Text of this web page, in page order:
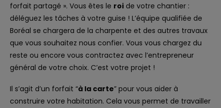
forfait partagé ». Vous êtes le roi de votre chantier :
déléguez les tâches à votre guise ! L’équipe qualifiée de
Boréal se chargera de la charpente et des autres travaux
que vous souhaitez nous confier. Vous vous chargez du
reste ou encore vous contractez avec l’entrepreneur
général de votre choix. C’est votre projet !
Il s’agit d’un forfait “à la carte” pour vous aider à
construire votre habitation. Cela vous permet de travailler